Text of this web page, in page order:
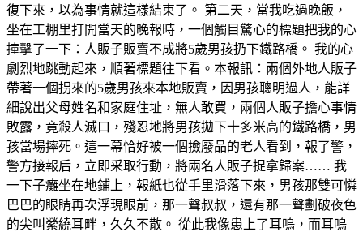
復下來，以為事情就這樣結束了。 第二天，當我吃過晚飯，
坐在工棚里打開當天的晚報時，一個觸目驚心的標題把我的心
撞擊了一下：人販子販賣不成將5歲男孩扔下鐵路橋。 我的心
劇烈地跳動起來，順著標題往下看。本報訊：兩個外地人販子
帶著一個拐來的5歲男孩來本地販賣，因男孩聰明過人，能詳
細說出父母姓名和家庭住址，無人敢買，兩個人販子擔心事情
敗露，竟殺人滅口，殘忍地將男孩拋下十多米高的鐵路橋，男
孩當場摔死。這一幕恰好被一個撿廢品的老人看到，報了警，
警方接報后，立即采取行動，將兩名人販子捉拿歸案…… 我
一下子癱坐在地鋪上，報紙也從手里滑落下來，男孩那雙可憐
巴巴的眼睛再次浮現眼前，那一聲叔叔，還有那一聲劃破夜色
的尖叫縈繞耳畔，久久不散。 從此我像患上了耳鳴，而耳鳴